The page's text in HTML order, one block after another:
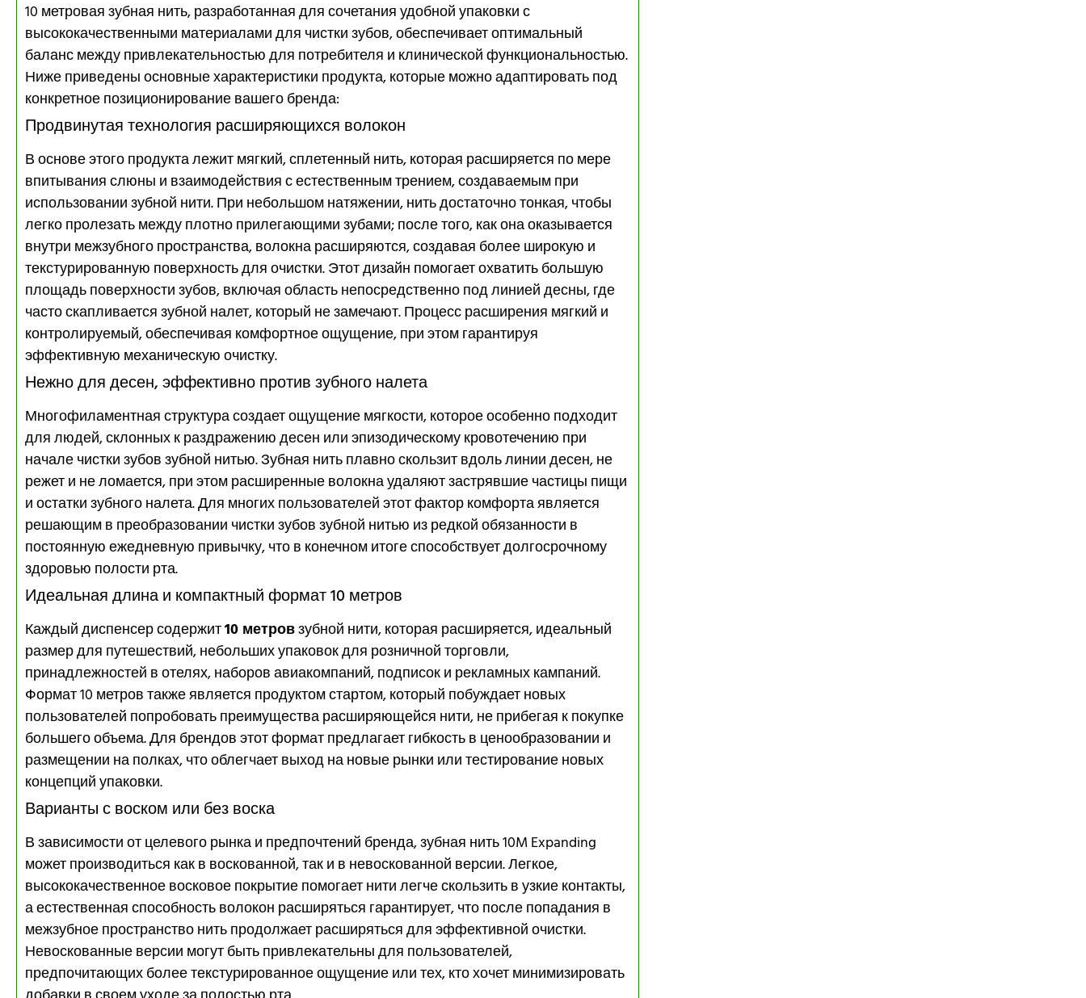
10 метровая зубная нить, разработанная для сочетания удобной упаковки с
высококачественными материалами для чистки зубов, обеспечивает оптимальный
баланс между привлекательностью для потребителя и клинической функциональностью.
Ниже приведены основные характеристики продукта, которые можно адаптировать под
конкретное позиционирование вашего бренда:
Продвинутая технология расширяющихся волокон
В основе этого продукта лежит мягкий, сплетенный нить, которая расширяется по мере
впитывания слюны и взаимодействия с естественным трением, создаваемым при
использовании зубной нити. При небольшом натяжении, нить достаточно тонкая, чтобы
легко пролезать между плотно прилегающими зубами; после того, как она оказывается
внутри межзубного пространства, волокна расширяются, создавая более широкую и
текстурированную поверхность для очистки. Этот дизайн помогает охватить большую
площадь поверхности зубов, включая область непосредственно под линией десны, где
часто скапливается зубной налет, который не замечают. Процесс расширения мягкий и
контролируемый, обеспечивая комфортное ощущение, при этом гарантируя
эффективную механическую очистку.
Нежно для десен, эффективно против зубного налета
Многофиламентная структура создает ощущение мягкости, которое особенно подходит
для людей, склонных к раздражению десен или эпизодическому кровотечению при
начале чистки зубов зубной нитью. Зубная нить плавно скользит вдоль линии десен, не
режет и не ломается, при этом расширенные волокна удаляют застрявшие частицы пищи
и остатки зубного налета. Для многих пользователей этот фактор комфорта является
решающим в преобразовании чистки зубов зубной нитью из редкой обязанности в
постоянную ежедневную привычку, что в конечном итоге способствует долгосрочному
здоровью полости рта.
Идеальная длина и компактный формат 10 метров
Каждый диспенсер содержит10 метровзубной нити, которая расширяется, идеальный
размер для путешествий, небольших упаковок для розничной торговли,
принадлежностей в отелях, наборов авиакомпаний, подписок и рекламных кампаний.
Формат 10 метров также является продуктом стартом, который побуждает новых
пользователей попробовать преимущества расширяющейся нити, не прибегая к покупке
большего объема. Для брендов этот формат предлагает гибкость в ценообразовании и
размещении на полках, что облегчает выход на новые рынки или тестирование новых
концепций упаковки.
Варианты с воском или без воска
В зависимости от целевого рынка и предпочтений бренда, зубная нить 10M Expanding
может производиться как в воскованной, так и в невоскованной версии. Легкое,
высококачественное восковое покрытие помогает нити легче скользить в узкие контакты,
а естественная способность волокон расширяться гарантирует, что после попадания в
межзубное пространство нить продолжает расширяться для эффективной очистки.
Невоскованные версии могут быть привлекательны для пользователей,
предпочитающих более текстурированное ощущение или тех, кто хочет минимизировать